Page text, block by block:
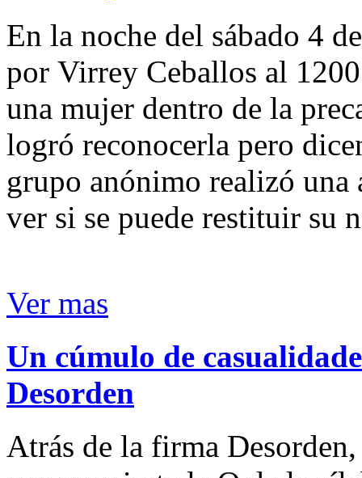
En la noche del sábado 4
por Virrey Ceballos al
una mujer dentro de la
logró reconocerla pero
grupo anónimo realizó
ver si se puede restituir su
Ver mas
Un cúmulo de
Desorden
Atrás de la firma